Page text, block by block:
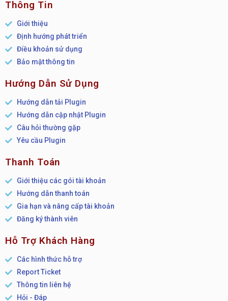
Thông Tin
Giới thiệu
Định hướng phát triển
Điều khoản sử dụng
Bảo mật thông tin
Hướng Dẫn Sử Dụng
Hướng dẫn tải Plugin
Hướng dẫn cập nhật Plugin
Câu hỏi thường gặp
Yêu cầu Plugin
Thanh Toán
Giới thiệu các gói tài khoản
Hướng dẫn thanh toán
Gia hạn và nâng cấp tài khoản
Đăng ký thành viên
Hỗ Trợ Khách Hàng
Các hình thức hỗ trợ
Report Ticket
Thông tin liên hệ
Hỏi - Đáp